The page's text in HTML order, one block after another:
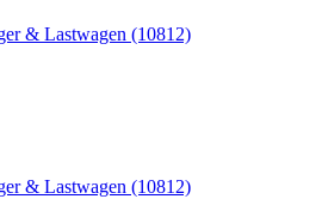
& Lastwagen (10812)
& Lastwagen (10812)